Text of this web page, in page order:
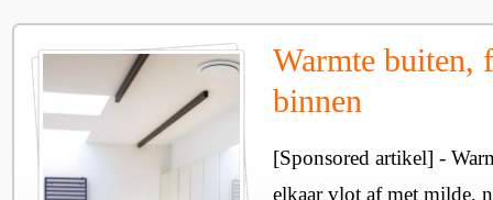
Warmte buiten,
binnen
[Sponsored artikel] -
elkaar vlot af met milde,